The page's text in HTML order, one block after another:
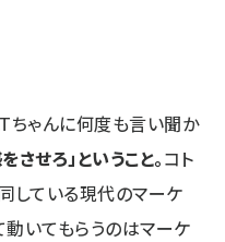
ちゃんに何度も言い聞か
せろ」ということ。コト
している現代のマーケ
動いてもらうのはマーケ